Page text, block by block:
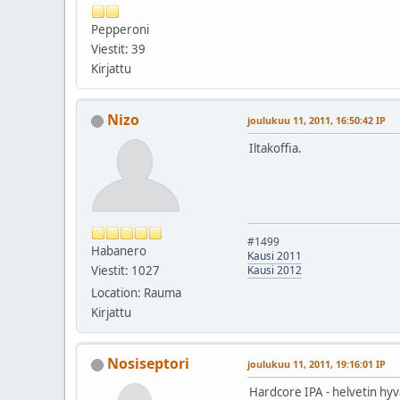
Pepperoni
Viestit: 39
Kirjattu
Nizo
Habanero
Viestit: 1027
Location: Rauma
Kirjattu
joulukuu 11, 2011, 16:50:42 IP
Iltakoffia.
#1499
Kausi 2011
Kausi 2012
Nosiseptori joulukuu 11, 2011, 19:16:01 IP
Hardcore IPA - helvetin